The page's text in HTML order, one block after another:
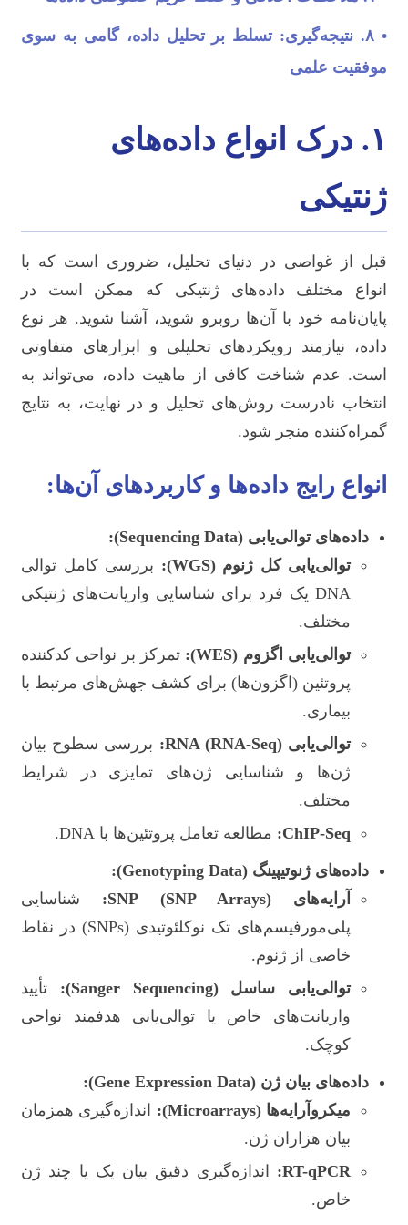
• ۸. نتیجه‌گیری: تسلط بر تحلیل داده، گامی به سوی
موفقیت علمی
۱. درک انواع داده‌های
ژنتیکی
قبل از غواصی در دنیای تحلیل، ضروری است که با
انواع مختلف داده‌های ژنتیکی که ممکن است در
پایان‌نامه خود با آن‌ها روبرو شوید، آشنا شوید. هر نوع
داده، نیازمند رویکردهای تحلیلی و ابزارهای متفاوتی
است. عدم شناخت کافی از ماهیت داده، می‌تواند به
انتخاب نادرست روش‌های تحلیل و در نهایت، به نتایج
گمراه‌کننده منجر شود.
انواع رایج داده‌ها و کاربردهای آن‌ها:
داده‌های توالی‌یابی (Sequencing Data):
توالی‌یابی کل ژنوم (WGS):
بررسی کامل توالی
DNA یک فرد برای شناسایی واریانت‌های ژنتیکی
مختلف.
توالی‌یابی اگزوم (WES):
تمرکز بر نواحی کدکننده
پروتئین (اگزون‌ها) برای کشف جهش‌های مرتبط با
بیماری.
توالی‌یابی RNA (RNA-Seq):
بررسی سطوح بیان
ژن‌ها و شناسایی ژن‌های تمایزی در شرایط
مختلف.
ChIP-Seq:
مطالعه تعامل پروتئین‌ها با DNA.
داده‌های ژنوتیپینگ (Genotyping Data):
آرایه‌های SNP (SNP Arrays):
شناسایی
پلی‌مورفیسم‌های تک نوکلئوتیدی (SNPs) در نقاط
خاصی از ژنوم.
توالی‌یابی ساسل (Sanger Sequencing):
تأیید
واریانت‌های خاص یا توالی‌یابی هدفمند نواحی
کوچک.
داده‌های بیان ژن (Gene Expression Data):
میکروآرایه‌ها (Microarrays):
اندازه‌گیری همزمان
بیان هزاران ژن.
RT-qPCR:
اندازه‌گیری دقیق بیان یک یا چند ژن
خاص.